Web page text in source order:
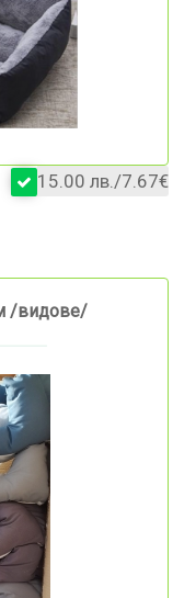
15.00 лв./7.67€
/видове/